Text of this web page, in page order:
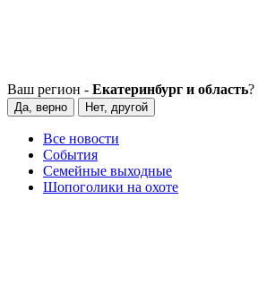
Ваш регион - Екатеринбург и область?
Да, верно Нет, другой
Все новости
События
Семейные выходные
Шопоголики на охоте